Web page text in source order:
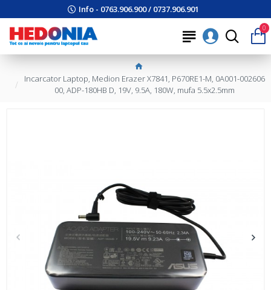
Info - 0763.906.900 / 0737.906.901
0
Incarcator Laptop, Medion Erazer X7841, P670RE1-M, 0A001-002606
00, ADP-180HB D, 19V, 9.5A, 180W, mufa 5.5x2.5mm